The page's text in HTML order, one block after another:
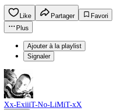
Like Partager
Favori
Plus
Ajouter à la playlist
Signaler
Xx-ExiiiT-No-LiMiT-xX